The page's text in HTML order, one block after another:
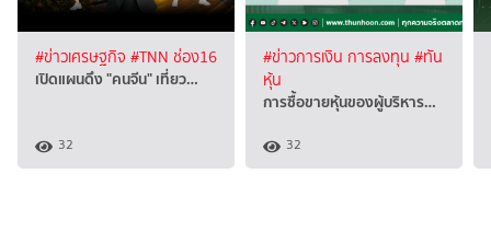
#ข่าวเศรษฐกิจ #TNN ช่อง16
เปิดแผนดึง "คนจีน" เที่ยว…
32
#ข่าวการเงิน การลงทุน #ทัน
หุ้น
การซื้อขายหุ้นของผู้บริหาร…
32